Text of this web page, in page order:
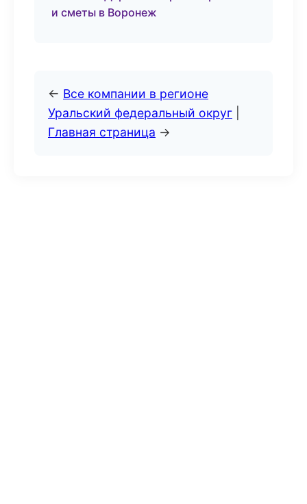
и сметы в Воронеж
← Все компании в регионе
Уральский федеральный округ
Главная страница →